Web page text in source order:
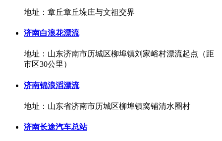
地址：章丘章丘垛庄与文祖交界
济南白浪花漂流
地址：山东济南市历城区柳埠镇刘家峪村漂流起点（距
市区30公里）
济南锦浪滔漂流
地址：山东省济南市历城区柳埠镇窝铺清水圈村
济南长途汽车总站